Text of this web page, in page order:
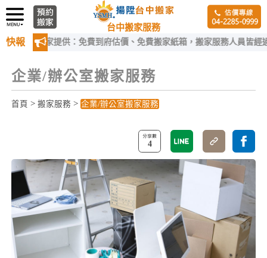
台中搬家服務
快報
家提供：免費到府估價、免費搬家紙箱，搬家服務人員皆經過嚴格訓
企業/辦公室搬家服務
首頁 > 搬家服務 > 企業/辦公室搬家服務
4